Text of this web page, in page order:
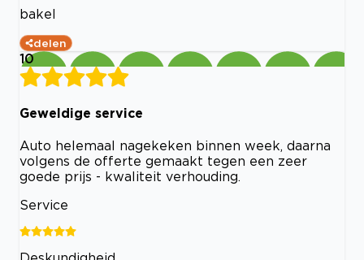
bakel
delen
10
Geweldige service
Auto helemaal nagekeken binnen week, daarna
volgens de offerte gemaakt tegen een zeer
goede prijs - kwaliteit verhouding.
Service